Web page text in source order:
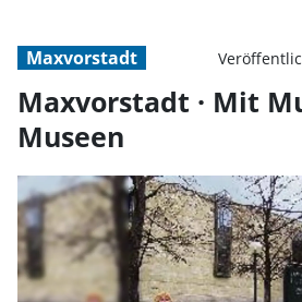
Maxvorstadt
Maxvorstadt · Mit
Museen